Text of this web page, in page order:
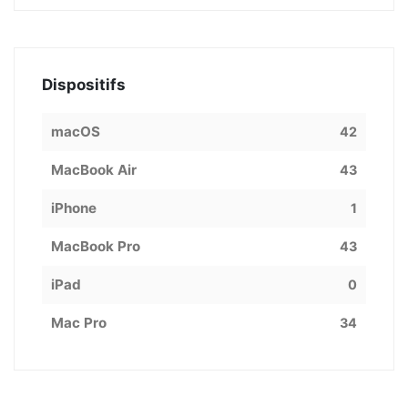
Dispositifs
macOS 42
MacBook Air 43
iPhone 1
MacBook Pro 43
iPad 0
Mac Pro 34